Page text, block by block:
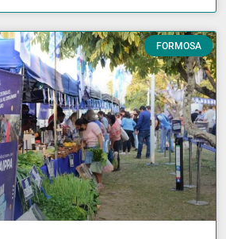
FORMOSA